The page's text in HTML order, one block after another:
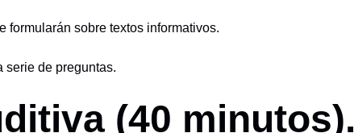
formularán sobre textos informativos.
serie de preguntas.
(40 minutos).